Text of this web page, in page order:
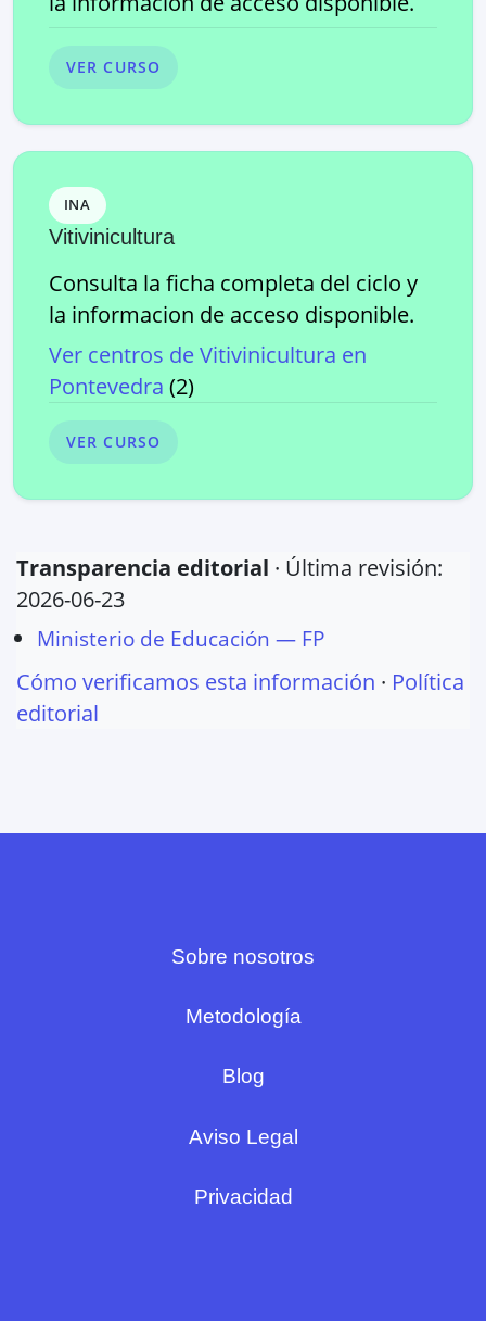
VER CURSO
INA
Vitivinicultura
Consulta la ficha completa del ciclo y
la informacion de acceso disponible.
Ver centros deVitivinicultura en
Pontevedra (2)
VER CURSO
Transparencia editorial · Última revisión:
2026-06-23
Ministerio de Educación — FP
Cómo verificamos esta información · Política
editorial
Sobre nosotros
Metodología
Blog
Aviso Legal
Privacidad